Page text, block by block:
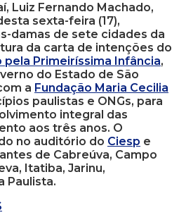
Luiz Fernando Machado,
sexta-feira (17),
damas de sete cidades da
da carta de intenções do
pela Primeiríssima Infância,
do Estado de São
a Fundação Maria Cecilia
paulistas e ONGs, para
integral das
aos três anos. O
no auditório do Ciesp e
de Cabreúva, Campo
Itatiba, Jarinu,
Paulista.